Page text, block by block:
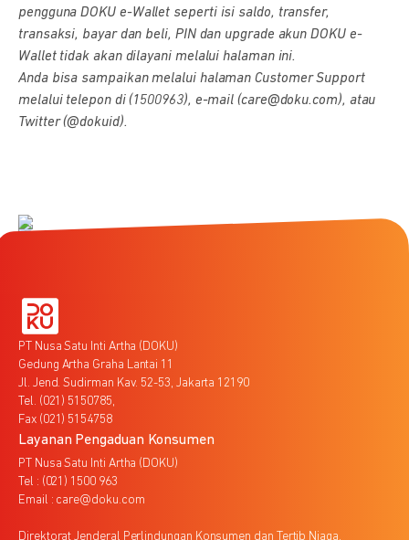
pengguna DOKU e-Wallet seperti isi saldo, transfer,
transaksi, bayar dan beli, PIN dan upgrade akun DOKU e-
Wallet tidak akan dilayani melalui halaman ini.
Anda bisa sampaikan melalui halaman Customer Support
melalui telepon di (1500963), e-mail (care@doku.com), atau
Twitter (@dokuid).
PT Nusa Satu Inti Artha (DOKU)
Gedung Artha Graha Lantai 11
Jl. Jend. Sudirman Kav. 52-53, Jakarta 12190
Tel. (021) 5150785,
Fax (021) 5154758
Layanan Pengaduan Konsumen
PT Nusa Satu Inti Artha (DOKU)
Tel : (021) 1500 963
Email : care@doku.com
Direktorat Jenderal Perlindungan Konsumen dan Tertib Niaga,